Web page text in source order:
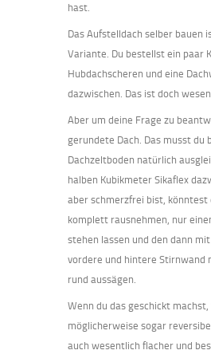
hast.
Das Aufstelldach selber bauen
Variante. Du bestellst ein paar
Hubdachscheren und eine
dazwischen. Das ist doch
Aber um deine Frage zu
gerundete Dach. Das musst du
Dachzeltboden natürlich
halben Kubikmeter Sikaflex
aber schmerzfrei bist, könntest
komplett rausnehmen, nur
stehen lassen und den dann
vordere und hintere Stirnwand
rund aussägen.
Wenn du das geschickt
möglicherweise sogar
auch wesentlich flacher und